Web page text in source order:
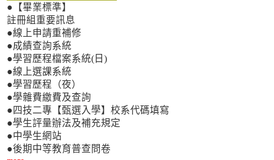
●【畢業標準】
註冊組重要訊息
●線上申請重補修
●成績查詢系統
●學習歷程檔案系統(日)
●線上選課系統
●學習歷程（夜）
●學雜費繳費及查詢
●四技二專【甄選入學】校系代碼填寫
●學生評量辦法及補充規定
●中學生網站
●後期中等教育普查問卷